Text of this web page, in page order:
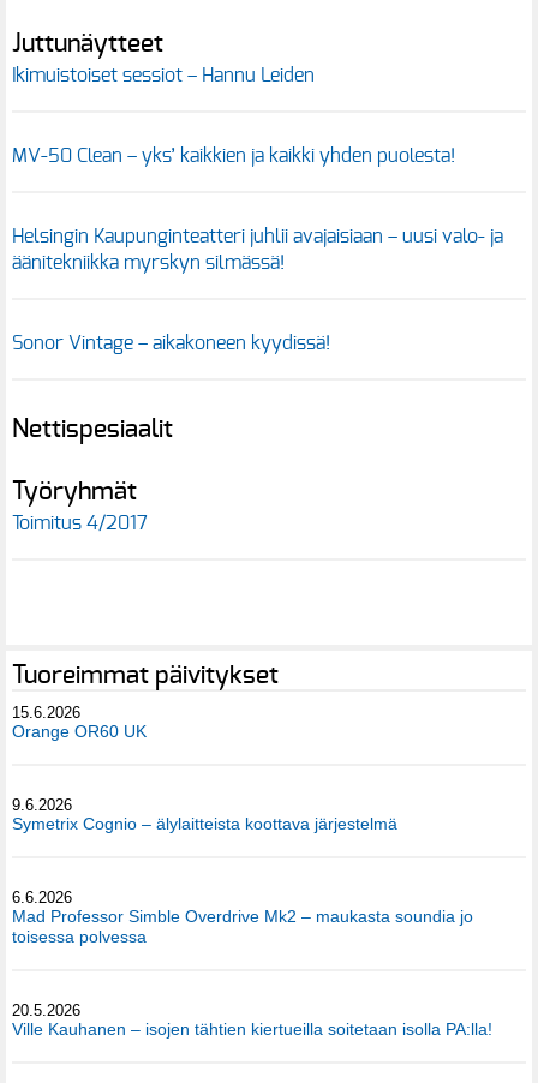
Juttunäytteet
Ikimuistoiset sessiot – Hannu Leiden
MV-50 Clean – yks’ kaikkien ja kaikki yhden puolesta!
Helsingin Kaupunginteatteri juhlii avajaisiaan – uusi valo- ja
äänitekniikka myrskyn silmässä!
Sonor Vintage – aikakoneen kyydissä!
Nettispesiaalit
Työryhmät
Toimitus 4/2017
Tuoreimmat päivitykset
15.6.2026
Orange OR60 UK
9.6.2026
Symetrix Cognio – älylaitteista koottava järjestelmä
6.6.2026
Mad Professor Simble Overdrive Mk2 – maukasta soundia jo
toisessa polvessa
20.5.2026
Ville Kauhanen – isojen tähtien kiertueilla soitetaan isolla PA:lla!